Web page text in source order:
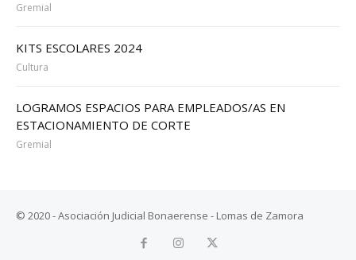
Gremial
KITS ESCOLARES 2024
Cultura
LOGRAMOS ESPACIOS PARA EMPLEADOS/AS EN
ESTACIONAMIENTO DE CORTE
Gremial
© 2020 - Asociación Judicial Bonaerense - Lomas de Zamora